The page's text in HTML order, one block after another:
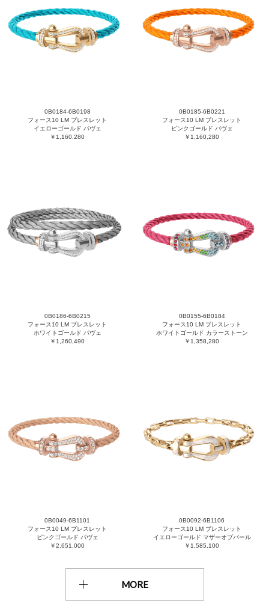
0B0184-6B0198
フォース10 LM ブレスレット
イエローゴールド パヴェ
￥1,160,280
0B0185-6B0221
フォース10 LM ブレスレット
ピンクゴールド パヴェ
￥1,160,280
0B0186-6B0215
フォース10 LM ブレスレット
ホワイトゴールド パヴェ
￥1,260,490
0B0155-6B0184
フォース10 LM ブレスレット
ホワイトゴールド カラーストーン
￥1,358,280
0B0049-6B1101
フォース10 LM ブレスレット
ピンクゴールド パヴェ
￥2,651,000
0B0092-6B1106
フォース10 LM ブレスレット
イエローゴールド マザーオブパール
￥1,585,100
MORE